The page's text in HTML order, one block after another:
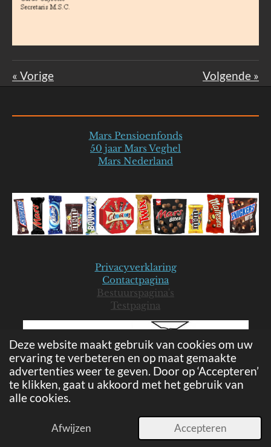
Deze website maakt gebruik van cookies om uw
ervaring te verbeteren en op maat gemaakte
advertenties weer te geven. Door op ‘Accepteren’
te klikken, gaat u akkoord met het gebruik van
alle cookies.
Afwijzen Accepteren
« Vorige Volgende »
Mars Pensioenfonds
50 jaar Mars Veghel
Mars Nederland
Privacyverklaring
Contactpagina
Bestuurspagina's
Testpagina
© 2019-2026 Mars Seniorenclub - JB